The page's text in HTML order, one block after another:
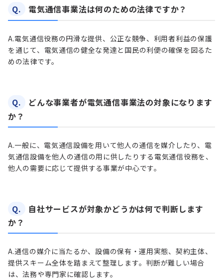
Q. 電気通信事業法は何のための法律ですか？
A.電気通信役務の円滑な提供、公正な競争、利用者利益の保護
を通じて、電気通信の健全な発達と国民の利便の確保を図るた
めの法律です。
Q.
どんな事業者が電気通信事業法の対象になります
か？
A.一般に、電気通信設備を用いて他人の通信を媒介したり、電
気通信設備を他人の通信の用に供したりする電気通信役務を、
他人の需要に応じて提供する事業が中心です。
Q.
自社サービスが対象かどうかは何で判断します
か？
A.通信の媒介に当たるか、設備の保有・運用実態、契約主体、
提供スキーム全体を踏まえて整理します。判断が難しい場合
は、法務や専門家に確認します。